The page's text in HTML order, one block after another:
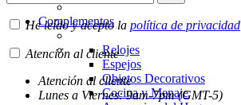
Complementos
Relojes
Espejos
Objetos Decorativos
Cocina y Menaje
He leído y acepto la política de privacidad
Atención al cliente
Atención al cliente
Lunes a Viernes: 9am-7pm (GMT-5)